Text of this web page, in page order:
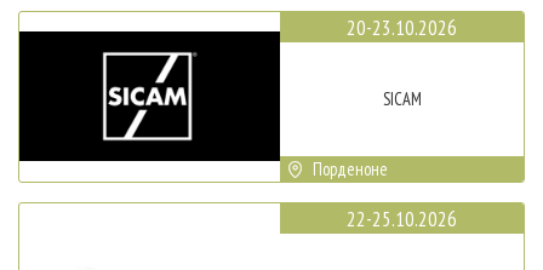
20-23.10.2026
SICAM
Порденоне
22-25.10.2026